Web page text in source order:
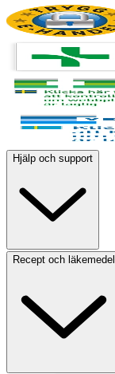
Hjälp och support
Recept och läkemedel